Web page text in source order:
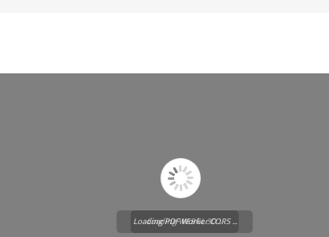
Loading WEBGL 3D ...
Loading PDF Worker CORS ...